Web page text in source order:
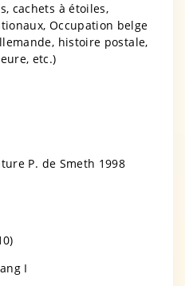
cachets à étoiles,
Occupation belge
histoire postale,
etc.)
P. de Smeth 1998
I